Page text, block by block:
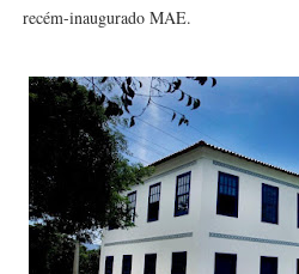
recém-inaugurado MAE.